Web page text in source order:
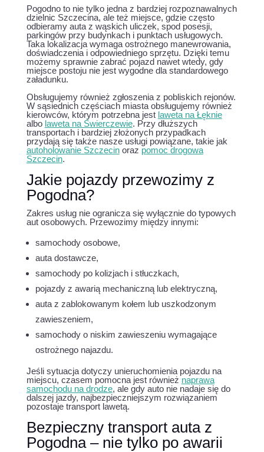
Pogodno to nie tylko jedna z bardziej rozpoznawalnych
dzielnic Szczecina, ale też miejsce, gdzie często
odbieramy auta z wąskich uliczek, spod posesji,
parkingów przy budynkach i punktach usługowych.
Taka lokalizacja wymaga ostrożnego manewrowania,
doświadczenia i odpowiedniego sprzętu. Dzięki temu
możemy sprawnie zabrać pojazd nawet wtedy, gdy
miejsce postoju nie jest wygodne dla standardowego
załadunku.
Obsługujemy również zgłoszenia z pobliskich rejonów.
W sąsiednich częściach miasta obsługujemy również
kierowców, którym potrzebna jest laweta na Łęknie
albo laweta na Świerczewie. Przy dłuższych
transportach i bardziej złożonych przypadkach
przydają się także nasze usługi powiązane, takie jak
autoholowanie Szczecinoraz pomoc drogowa
Szczecin.
Jakie pojazdy przewozimy z
Pogodna?
Zakres usług nie ogranicza się wyłącznie do typowych
aut osobowych. Przewozimy między innymi:
samochody osobowe,
auta dostawcze,
samochody po kolizjach i stłuczkach,
pojazdy z awarią mechaniczną lub elektryczną,
auta z zablokowanym kołem lub uszkodzonym
zawieszeniem,
samochody o niskim zawieszeniu wymagające
ostrożnego najazdu.
Jeśli sytuacja dotyczy unieruchomienia pojazdu na
miejscu, czasem pomocna jest również naprawa
samochodu na drodze, ale gdy auto nie nadaje się do
dalszej jazdy, najbezpieczniejszym rozwiązaniem
pozostaje transport lawetą.
Bezpieczny transport auta z
Pogodna – nie tylko po awarii